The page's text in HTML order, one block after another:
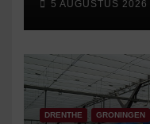
5 AUGUSTUS 2026
DRENTHE GRONINGEN